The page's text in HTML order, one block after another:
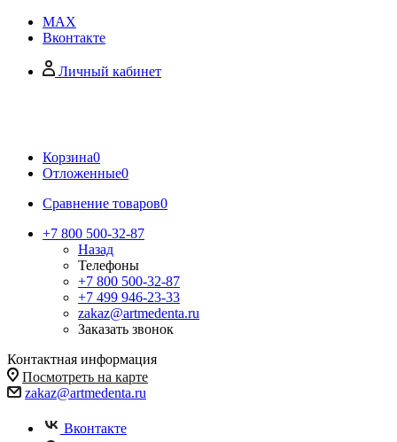
MAX
Вконтакте
Личный кабинет
Корзина0
Отложенные0
Сравнение товаров0
+7 800 500-32-87
Назад
Телефоны
+7 800 500-32-87
+7 499 946-23-33
zakaz@artmedenta.ru
Заказать звонок
Контактная информация
Посмотреть на карте
zakaz@artmedenta.ru
Вконтакте